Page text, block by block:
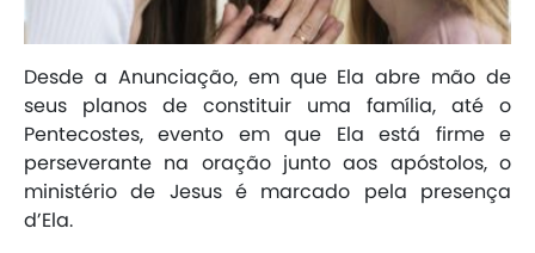
Desde a Anunciação, em que Ela abre mão de
seus planos de constituir uma família, até o
Pentecostes, evento em que Ela está firme e
perseverante na oração junto aos apóstolos, o
ministério de Jesus é marcado pela presença
d’Ela.